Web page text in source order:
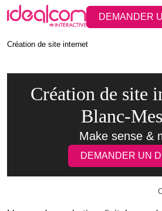
DEMANDER
Création de site internet
Création de site
Blanc-
Make sense &
DEMANDER UN